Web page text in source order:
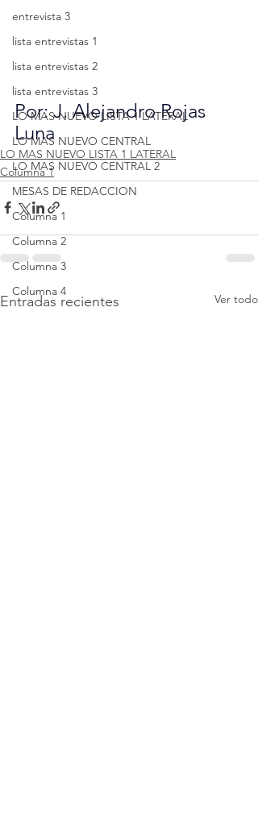
entrevista 3
lista entrevistas 1
lista entrevistas 2
lista entrevistas 3
LO MAS NUEVO LISTA 1 LATERAL
LO MAS NUEVO CENTRAL
LO MAS NUEVO CENTRAL 2
MESAS DE REDACCION
Columna 1
Columna 2
Columna 3
Columna 4
Por: J. Alejandro Rojas
Luna
LO MAS NUEVO LISTA 1 LATERAL
Columna 1
Entradas recientes Ver todo